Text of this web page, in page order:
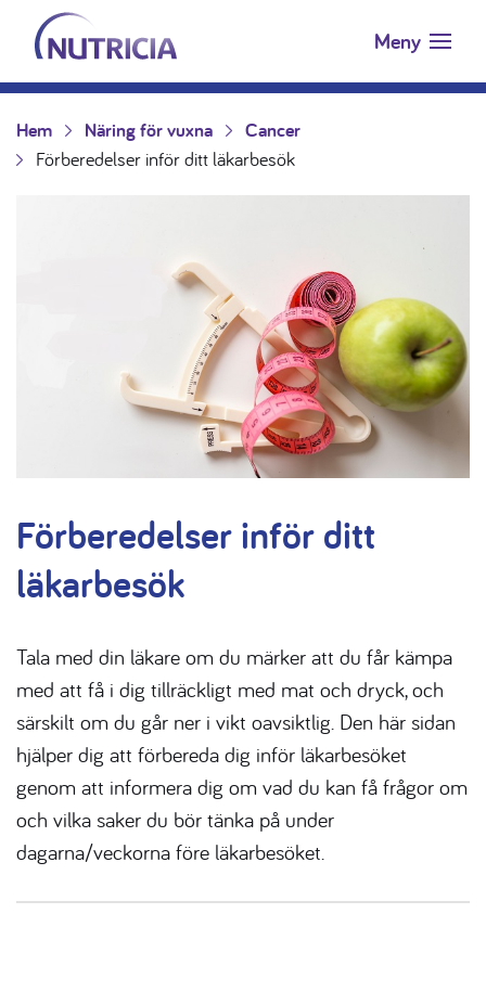
Hoppa till innehåll
Nutricia.se Meny
Hem Näring för vuxna
Cancer
Förberedelser inför ditt läkarbesök
Förberedelser inför ditt
läkarbesök
Tala med din läkare om du märker att du får kämpa
med att få i dig tillräckligt med mat och dryck, och
särskilt om du går ner i vikt oavsiktlig. Den här sidan
hjälper dig att förbereda dig inför läkarbesöket
genom att informera dig om vad du kan få frågor om
och vilka saker du bör tänka på under
dagarna/veckorna före läkarbesöket.